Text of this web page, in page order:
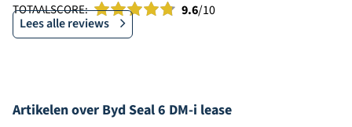
TOTAALSCORE: 9.6/10
Lees alle reviews
Artikelen over Byd Seal 6 DM-i lease